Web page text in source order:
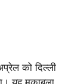
को दिल्ली